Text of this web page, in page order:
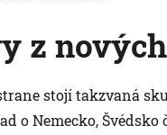
z
stojí takzvaná
o Nemecko,